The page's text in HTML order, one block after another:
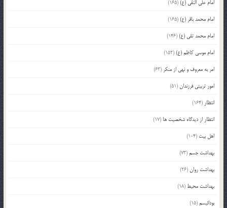
امام علی النقی (ع)(165)
امام محمد باقر (ع)(165)
امام محمد تقی (ع)(146)
امام موسی کاظم (ع)(152)
امر به معروف و نهی از منکر (63)
امور تربیتی فرزندان(51)
انتظار (164)
انتظار از دیدگاه شخصیت ها (17)
اهل بیت (104)
بهداشت جسم(73)
بهداشت روان(26)
بهداشت محیط (18)
بودائیسم(15)